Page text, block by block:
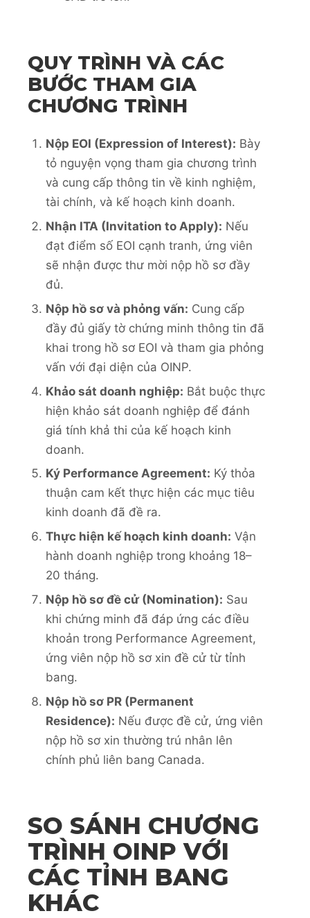
QUY TRÌNH VÀ CÁC
BƯỚC THAM GIA
CHƯƠNG TRÌNH
Nộp EOI (Expression of Interest): Bày
tỏ nguyện vọng tham gia chương trình
và cung cấp thông tin về kinh nghiệm,
tài chính, và kế hoạch kinh doanh.
Nhận ITA (Invitation to Apply): Nếu
đạt điểm số EOI cạnh tranh, ứng viên
sẽ nhận được thư mời nộp hồ sơ đầy
đủ.
Nộp hồ sơ và phỏng vấn: Cung cấp
đầy đủ giấy tờ chứng minh thông tin đã
khai trong hồ sơ EOI và tham gia phỏng
vấn với đại diện của OINP.
Khảo sát doanh nghiệp: Bắt buộc thực
hiện khảo sát doanh nghiệp để đánh
giá tính khả thi của kế hoạch kinh
doanh.
Ký Performance Agreement: Ký thỏa
thuận cam kết thực hiện các mục tiêu
kinh doanh đã đề ra.
Thực hiện kế hoạch kinh doanh: Vận
hành doanh nghiệp trong khoảng 18–
20 tháng.
Nộp hồ sơ đề cử (Nomination): Sau
khi chứng minh đã đáp ứng các điều
khoản trong Performance Agreement,
ứng viên nộp hồ sơ xin đề cử từ tỉnh
bang.
Nộp hồ sơ PR (Permanent
Residence): Nếu được đề cử, ứng viên
nộp hồ sơ xin thường trú nhân lên
chính phủ liên bang Canada.
SO SÁNH CHƯƠNG
TRÌNH OINP VỚI
CÁC TỈNH BANG
KHÁC